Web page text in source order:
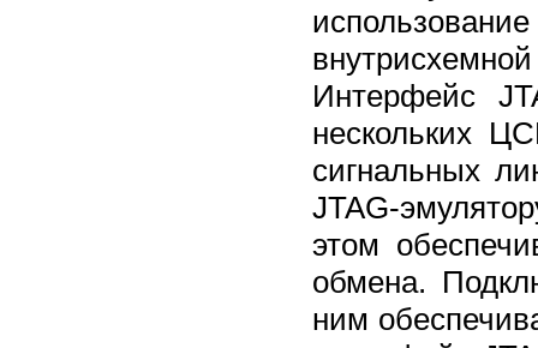
Интерфейс
нескольких
сигнальных
JTAG-
этом
обмена.
ним